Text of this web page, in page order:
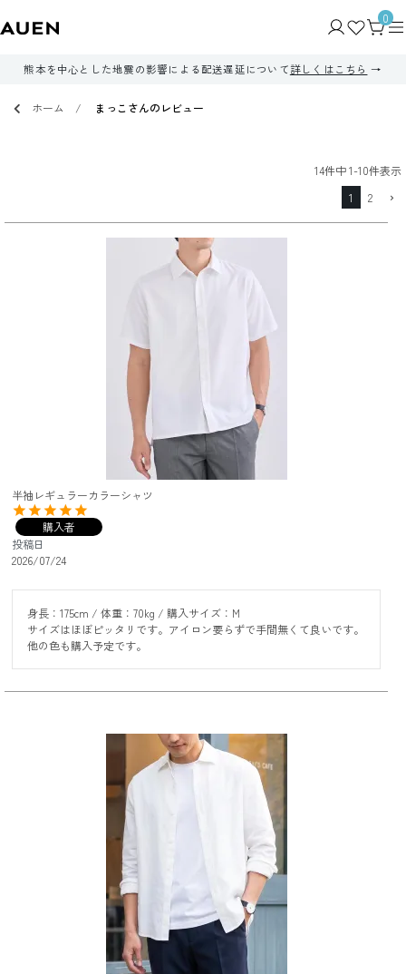
0
熊本を中心とした地震の影響による配送遅延について詳しくはこちら
ホーム まっこさんのレビュー
14件中1-10件表示
1
2
半袖レギュラーカラーシャツ
購入者
投稿日
2026/07/24
身長：175cm / 体重：70kg / 購入サイズ：M
サイズはほぼピッタリです。アイロン要らずで手間無くて良いです。
他の色も購入予定です。